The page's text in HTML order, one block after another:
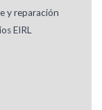
y reparación
EIRL